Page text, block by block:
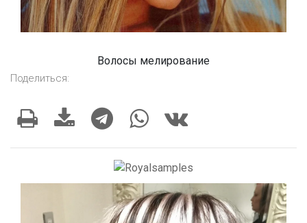
Волосы мелирование
Поделиться: